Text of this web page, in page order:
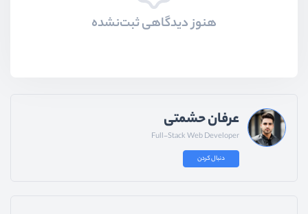
هنوز دیدگاهی ثبت‌نشده
عرفان حشمتی
Full-Stack Web Developer
دنبال کردن